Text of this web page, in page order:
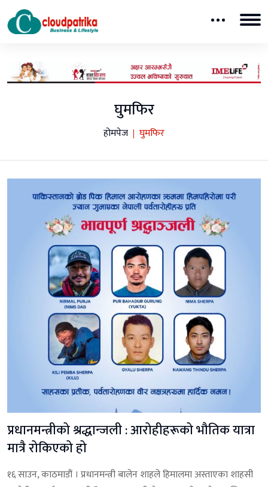
घुमफिर
होमपेज घुमफिर
प्रधानमन्त्रीको श्रद्धान्जली : आरोहीहरूको भौतिक यात्रा
मात्रै रोकिएको हो
१६ साउन, काठमाडौं । प्रधानमन्त्री बालेन शाहले हिमालमा अस्ताएका शाहसी